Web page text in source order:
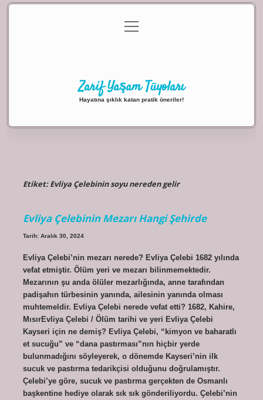
Gizlilik Politikası
menüyü
aç
Zarif Yaşam Tüyoları
Hayatına şıklık katan pratik öneriler!
Etiket:Evliya Çelebinin soyu nereden gelir
Evliya Çelebinin Mezarı Hangi Şehirde
Tarih: Aralık 30, 2024
Evliya Çelebi’nin mezarı nerede? Evliya Çelebi 1682 yılında
vefat etmiştir. Ölüm yeri ve mezarı bilinmemektedir.
Mezarının şu anda ölüler mezarlığında, anne tarafından
padişahın türbesinin yanında, ailesinin yanında olması
muhtemeldir. Evliya Çelebi nerede vefat etti? 1682, Kahire,
MısırEvliya Çelebi / Ölüm tarihi ve yeri Evliya Çelebi
Kayseri için ne demiş? Evliya Çelebi, “kimyon ve baharatlı
et sucuğu” ve “dana pastırması”nın hiçbir yerde
bulunmadığını söyleyerek, o dönemde Kayseri’nin ilk
sucuk ve pastırma tedarikçisi olduğunu doğrulamıştır.
Çelebi’ye göre, sucuk ve pastırma gerçekten de Osmanlı
başkentine hediye olarak sık sık gönderiliyordu. Çelebi’nin